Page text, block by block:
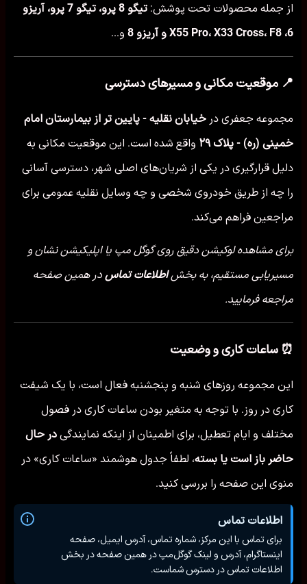
از جمله محصولات تحت پوشش:
تیگو 8 پرو، تیگو 7 پرو، آریزو
6، X55 Pro، X33 Cross، F8 و آریزو 8
و...
📍 موقعیت مکانی و مسیرهای دسترسی
مجموعه جعفری در خیابان نقلیه - پایین تر از بیمارستان امام
خمینی (ره) - پلاک ۲۹
واقع شده است. این موقعیت مکانی به
دلیل قرارگیری در یکی از شریان‌های اصلی شهر، دسترسی آسانی
را چه از طریق خودروی شخصی و چه وسایل نقلیه عمومی برای
مراجعین فراهم می‌کند.
برای مشاهده لوکیشن دقیق روی گوگل مپ یا اپلیکیشن نشان و
مسیریابی مستقیم، به بخشاطلاعات تماس در همین صفحه
مراجعه فرمایید.
⏰ ساعات کاری و وضعیت
این مجموعه روزهای شنبه و پنجشنبه فعال است، با یک شیفت
کاری در روز. با توجه به متغیر بودن ساعات کاری در فصول
مختلف و ایام تعطیل، برای اطمینان از اینکه نمایندگی در حال
حاضر باز است یا بسته، لطفاً جدول هوشمند «ساعات کاری» در
منوی این صفحه را بررسی کنید.
اطلاعات تماس
برای تماس با این مرکز، شماره تماس، آدرس ایمیل، صفحه
اینستاگرام، آدرس و لینک گوگل‌مپ در همین صفحه در بخش
اطلاعات تماس در دسترس شماست.